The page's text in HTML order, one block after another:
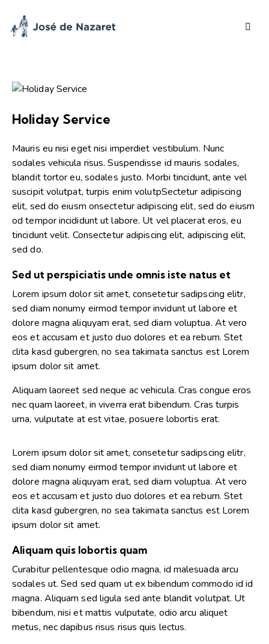
Holiday Service
Mauris eu nisi eget nisi imperdiet vestibulum. Nunc
sodales vehicula risus. Suspendisse id mauris sodales,
blandit tortor eu, sodales justo. Morbi tincidunt, ante vel
suscipit volutpat, turpis enim volutpSectetur adipiscing
elit, sed do eiusm onsectetur adipiscing elit, sed do eiusm
od tempor incididunt ut labore. Ut vel placerat eros, eu
tincidunt velit. Consectetur adipiscing elit, adipiscing elit,
sed do.
Sed ut perspiciatis unde omnis iste natus et
Lorem ipsum dolor sit amet, consetetur sadipscing elitr,
sed diam nonumy eirmod tempor invidunt ut labore et
dolore magna aliquyam erat, sed diam voluptua. At vero
eos et accusam et justo duo dolores et ea rebum. Stet
clita kasd gubergren, no sea takimata sanctus est Lorem
ipsum dolor sit amet.
Aliquam laoreet sed neque ac vehicula. Cras congue eros
nec quam laoreet, in viverra erat bibendum. Cras turpis
urna, vulputate at est vitae, posuere lobortis erat.
Lorem ipsum dolor sit amet, consetetur sadipscing elitr,
sed diam nonumy eirmod tempor invidunt ut labore et
dolore magna aliquyam erat, sed diam voluptua. At vero
eos et accusam et justo duo dolores et ea rebum. Stet
clita kasd gubergren, no sea takimata sanctus est Lorem
ipsum dolor sit amet.
Aliquam quis lobortis quam
Curabitur pellentesque odio magna, id malesuada arcu
sodales ut. Sed sed quam ut ex bibendum commodo id id
magna. Aliquam sed ligula sed ante blandit volutpat. Ut
bibendum, nisi et mattis vulputate, odio arcu aliquet
metus, nec dapibus risus risus quis lectus.